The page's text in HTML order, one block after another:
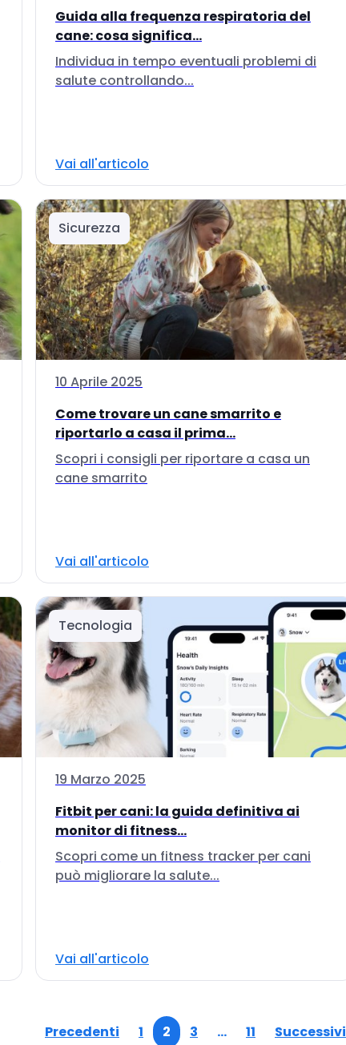
Guida alla frequenza respiratoria del
cane: cosa significa...
Individua in tempo eventuali problemi di
salute controllando...
Vai all'articolo
Sicurezza
10 Aprile 2025
Come trovare un cane smarrito e
riportarlo a casa il prima...
Scopri i consigli per riportare a casa un
cane smarrito
Vai all'articolo
Tecnologia
19 Marzo 2025
Fitbit per cani: la guida definitiva ai
monitor di fitness...
Scopri come un fitness tracker per cani
può migliorare la salute...
Vai all'articolo
Precedenti 1 2 3 … 11 Successivi